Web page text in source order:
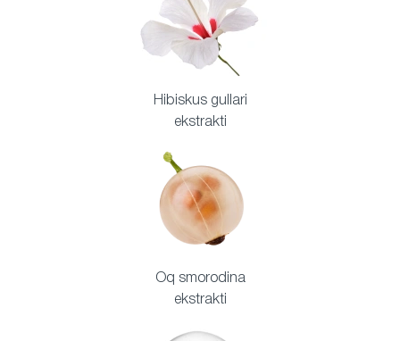
Hibiskus gullari
ekstrakti
Oq smorodina
ekstrakti